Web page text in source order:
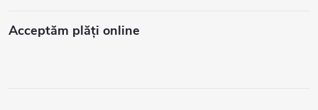
Acceptăm plăţi online